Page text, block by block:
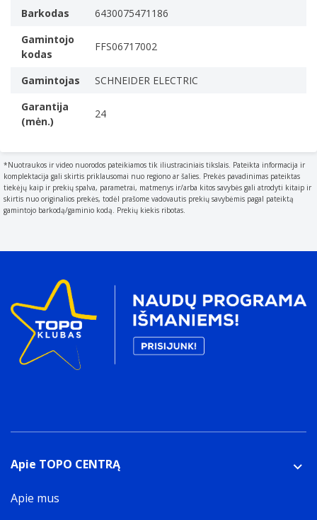
Barkodas
6430075471186
Gamintojo
kodas
FFS06717002
Gamintojas
SCHNEIDER ELECTRIC
Garantija
(mėn.)
24
*Nuotraukos ir video nuorodos pateikiamos tik iliustraciniais tikslais. Pateikta informacija ir
komplektacija gali skirtis priklausomai nuo regiono ar šalies. Prekės pavadinimas pateiktas
tiekėjų kaip ir prekių spalva, parametrai, matmenys ir/arba kitos savybės gali atrodyti kitaip ir
skirtis nuo originalios prekės, todėl prašome vadovautis prekių savybėmis pagal pateiktą
gamintojo barkodą/gaminio kodą. Prekių kiekis ribotas.
Apie TOPO CENTRĄ
Apie mus